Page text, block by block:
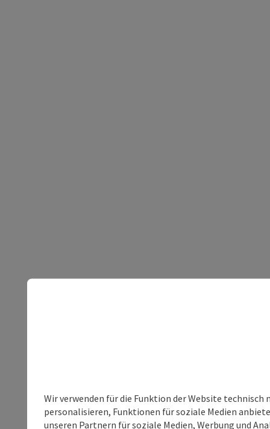
Wir verwenden für die Funktion der Website
personalisieren, Funktionen für soziale Medien
unseren Partnern für soziale Medien, Werbung und